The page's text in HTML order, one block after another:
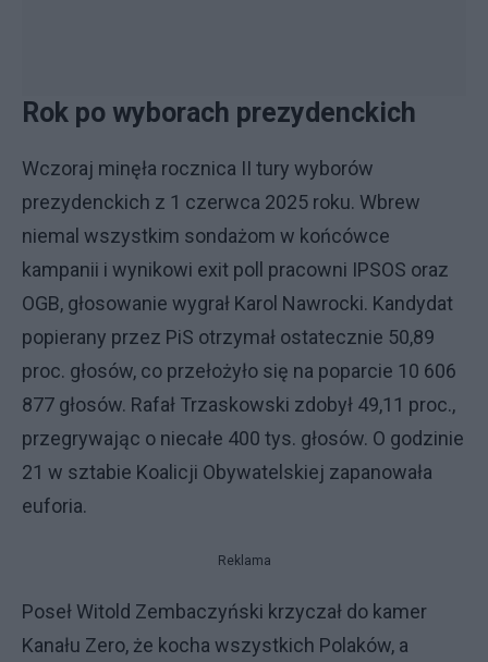
Rok po wyborach prezydenckich
Wczoraj minęła rocznica II tury wyborów
prezydenckich z 1 czerwca 2025 roku. Wbrew
niemal wszystkim sondażom w końcówce
kampanii i wynikowi exit poll pracowni IPSOS oraz
OGB, głosowanie wygrał Karol Nawrocki. Kandydat
popierany przez PiS otrzymał ostatecznie 50,89
proc. głosów, co przełożyło się na poparcie 10 606
877 głosów. Rafał Trzaskowski zdobył 49,11 proc.,
przegrywając o niecałe 400 tys. głosów. O godzinie
21 w sztabie Koalicji Obywatelskiej zapanowała
euforia.
Reklama
Poseł Witold Zembaczyński krzyczał do kamer
Kanału Zero, że kocha wszystkich Polaków, a